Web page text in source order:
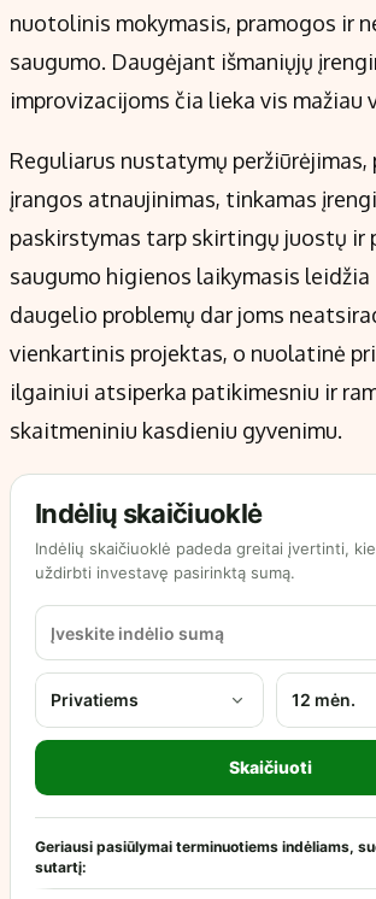
nuotolinis mokymasis, pramogos ir
saugumo. Daugėjant išmaniųjų
improvizacijoms čia lieka vis mažiau
Reguliarus nustatymų peržiūrėjimas,
įrangos atnaujinimas, tinkamas
paskirstymas tarp skirtingų juostų ir
saugumo higienos laikymasis
daugelio problemų dar joms
vienkartinis projektas, o nuolatinė
ilgainiui atsiperka patikimesniu ir
skaitmeniniu kasdieniu gyvenimu.